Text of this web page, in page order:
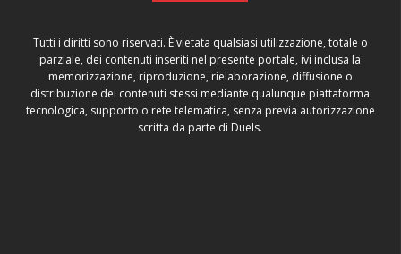
Tutti i diritti sono riservati. È vietata qualsiasi utilizzazione, totale o
parziale, dei contenuti inseriti nel presente portale, ivi inclusa la
memorizzazione, riproduzione, rielaborazione, diffusione o
distribuzione dei contenuti stessi mediante qualunque piattaforma
tecnologica, supporto o rete telematica, senza previa autorizzazione
scritta da parte di Duels.